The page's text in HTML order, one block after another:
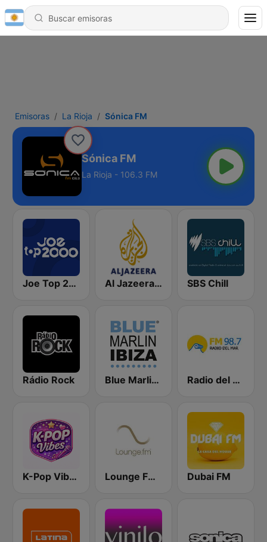
Emisoras La Rioja Sónica FM
Sónica FM
La Rioja - 106.3 FM
Joe Top 2000 Al Jazeera English (قناة الجزيرة) SBS Chill
Rádio Rock Blue Marlin Ibiza Radio Radio del Mar
K-Pop Vibes Lounge FM Digital Dubai FM